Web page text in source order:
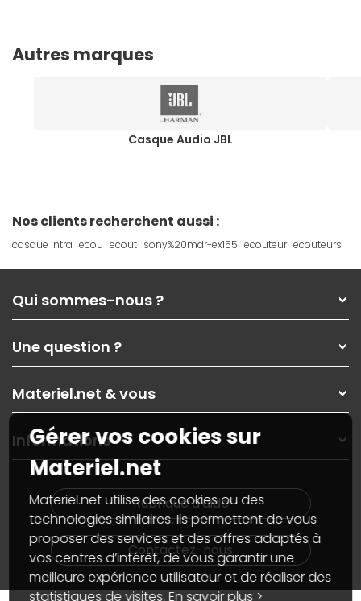
Autres marques
Casque Audio JBL
Nos clients recherchent aussi :
casque intra ecou ecout sony%20mdr-ex155 ecouteur ecouteurs
Qui sommes-nous ?
Nos services
Les magasins Materiel.net
Nos solutions pour les pros
Contactez-nous
Une question ?
Paiement, livraison
Garanties,Pack Zen
SAV, demander un retour
Informations
Guides d'achats et tutoriels
Materiel.net & vous
On répare votre PC portable
On rachète votre carte graphique
PC sur mesure : Votre RDV personnalisé
Notre démarche écologique
Materiel.net recrute
Notre programme d'affiliation
Partenariat & Sponsoring
Informations
Plan du site
Nos marques
Conditions générales de vente
Marketplace
Informations légales
Données personnellesetcookies
Gérer vos cookies
Accessibilité : non conforme
Rubrique d'aide
Contactez-nous
Gérer vos cookies sur
Materiel.net
Materiel.net utilise des cookies ou des
technologies similaires. Ils permettent de vous
proposer des services et des offres adaptés à
vos centres d’intérêt, de vous garantir une
meilleure expérience utilisateur et de réaliser des
statistiques de visites.En savoir plus >